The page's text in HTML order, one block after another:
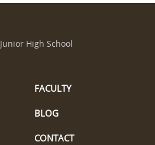
Junior High School
FACULTY
BLOG
CONTACT